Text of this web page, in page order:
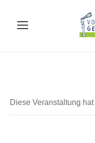
Diese Veranstaltung